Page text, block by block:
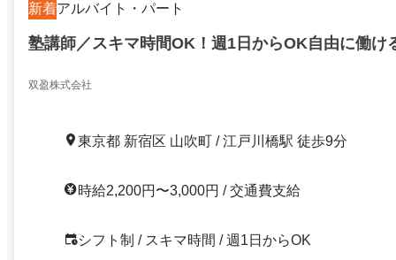
新着アルバイト・パート
塾講師／スキマ時間OK！週1日からOK自由に働け
双盈株式会社
東京都 新宿区 山吹町 / 江戸川橋駅 徒歩9分
時給2,200円〜3,000円 / 交通費支給
シフト制 / スキマ時間 / 週1日からOK